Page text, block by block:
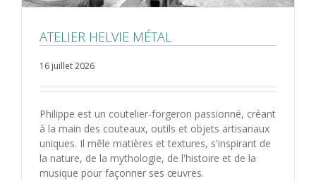
ATELIER HELVIE MÉTAL
16 juillet 2026
Philippe est un coutelier-forgeron passionné, créant
à la main des couteaux, outils et objets artisanaux
uniques. Il mêle matières et textures, s'inspirant de
la nature, de la mythologie, de l'histoire et de la
musique pour façonner ses œuvres.